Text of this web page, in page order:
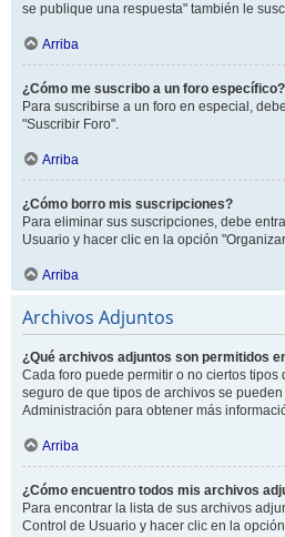
se publique una respuesta" también le
Arriba
¿Cómo me suscribo a un foro específico?
Para suscribirse a un foro en especial,
"Suscribir Foro".
Arriba
¿Cómo borro mis suscripciones?
Para eliminar sus suscripciones, debe
Usuario y hacer clic en la opción
Arriba
Archivos Adjuntos
¿Qué archivos adjuntos son permitidos
Cada foro puede permitir o no ciertos tipos
seguro de que tipos de archivos se
Administración para obtener más
Arriba
¿Cómo encuentro todos mis archivos
Para encontrar la lista de sus archivos
Control de Usuario y hacer clic en la